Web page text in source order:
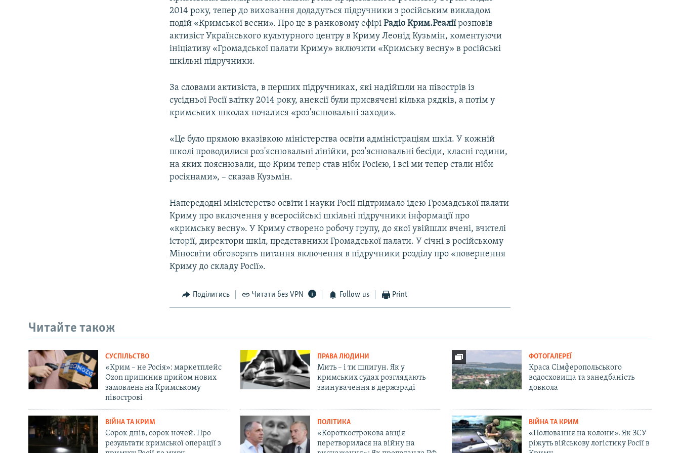
2014 року, тепер до виховання додадуться підручники з російським викладом
подій «Кримської весни». Про це в ранковому ефіріРадіо Крим.Реаліїрозповів
активіст Українського культурного центру в Криму Леонід Кузьмін, коментуючи
ініціативу «Громадської палати Криму» включити «Кримську весну» в російські
шкільні підручники.
За словами активіста, в перших підручниках, які надійшли на півострів із
сусідньої Росії влітку 2014 року, анексії були присвячені кілька рядків, а потім у
кримських школах почалися «роз'яснювальні заходи».
«Це було прямою вказівкою міністерства освіти адміністраціям шкіл. У кожній
школі проводилися роз'яснювальні лінійки, роз'яснювальні бесіди, класні години,
на яких пояснювали, що Крим тепер став ніби Росією, і всі ми тепер стали ніби
росіянами», – сказав Кузьмін.
Напередодні міністерство освіти і науки Росії підтримало ідею Громадської палати
Криму про включення у всеросійські шкільні підручники інформації про
«кримську весну». У Криму створено робочу групу, до якої увійшли вчені, вчителі
історії, директори шкіл, представники Громадської палати. У січні в російському
Міносвіти обговорять питання включення в підручники розділу про «повернення
Криму до складу Росії».
Поділитись Читати без VPN Follow us Print
Читайте також
СУСПІЛЬСТВО
«Крим – не Росія»: маркетплейс
Ozon припинив прийом нових
замовлень на Кримському
півострові
ПРАВА ЛЮДИНИ
Мить – і ти шпигун. Як у
кримських судах розглядають
звинувачення в держзраді
ФОТОГАЛЕРЕЇ
Краса Сімферопольського
водосховища та занедбаність
довкола
ВІЙНА ТА КРИМ
Сорок днів, сорок ночей. Про
результати кримської операції з
ПОЛІТИКА
«Короткострокова акція
перетворилася на війну на
ВІЙНА ТА КРИМ
«Полювання на колони». Як ЗСУ
ріжуть військову логістику Росії в